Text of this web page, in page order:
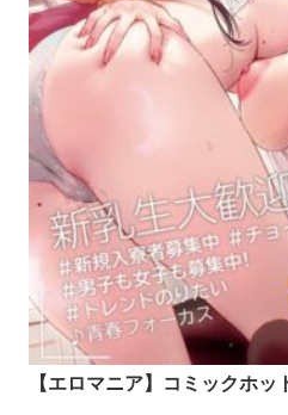
【エロマニア】コミックホ